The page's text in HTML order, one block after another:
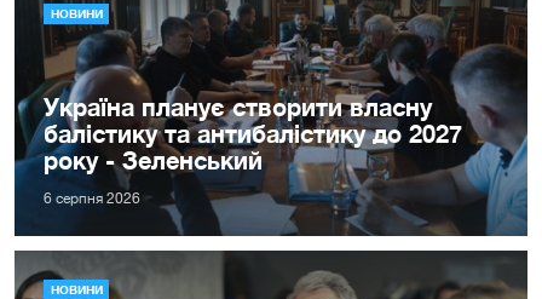
НОВИНИ
Україна планує створити власну
балістику та антибалістику до 2027
року - Зеленський
6 серпня 2026
НОВИНИ